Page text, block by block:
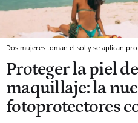
Dos mujeres toman el sol y se aplican
Proteger la piel
maquillaje: la
fotoprotectores